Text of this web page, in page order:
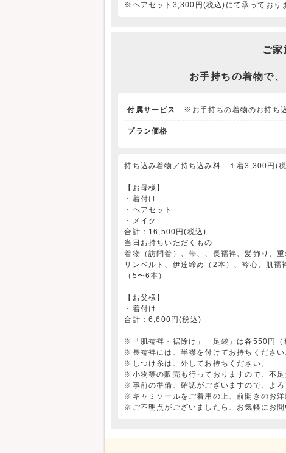
※ヘアセット3,300円(税込)にて承っており
ご
お手持ちの着物で
付属サービス ※お手持ちの着物のお持ち
プラン価格
持ち込み着物／持ち込み料 １着3,300円(
【お母様】
・着付け
・ヘアセット
・メイク
合計：16,500円(税込)
当日お持ちいただくもの
着物（訪問着）、帯、、長襦袢、髪飾り、
リンベルト、伊達締め（2本）、衿心、肌
（5〜6本）
【お父様】
・着付け
合計：6,600円(税込)
※「肌襦袢・裾除け」「足袋」は各550円（
※長襦袢には、半襟を付けてお持ちください
※しつけ糸は、外してお持ちください。
※小物等の販売も行っておりますので、不
※事前の準備、確認がございますので、よろ
※キャミソールをご着用の上、前開きのお洋
※ご不明点がございましたら、お気軽にお問